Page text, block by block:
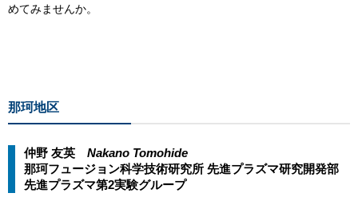
めてみませんか。
那珂地区
仲野 友英 Nakano Tomohide
那珂フュージョン科学技術研究所 先進プラズマ研究開発部
先進プラズマ第2実験グループ​​